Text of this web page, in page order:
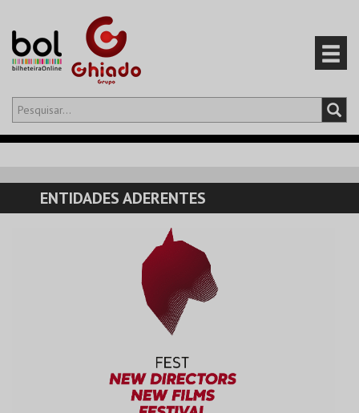
Olá,iniciar sessão
CARRINHO
EVENTOS
ENTIDADES ADERENTES